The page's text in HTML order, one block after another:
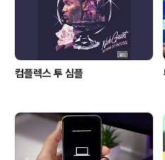
컴플렉스 투 심플